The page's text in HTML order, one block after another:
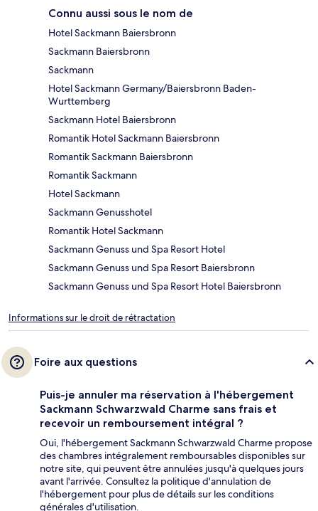
Connu aussi sous le nom de
Hotel Sackmann Baiersbronn
Sackmann Baiersbronn
Sackmann
Hotel Sackmann Germany/Baiersbronn Baden-
Wurttemberg
Sackmann Hotel Baiersbronn
Romantik Hotel Sackmann Baiersbronn
Romantik Sackmann Baiersbronn
Romantik Sackmann
Hotel Sackmann
Sackmann Genusshotel
Romantik Hotel Sackmann
Sackmann Genuss und Spa Resort Hotel
Sackmann Genuss und Spa Resort Baiersbronn
Sackmann Genuss und Spa Resort Hotel Baiersbronn
Informations sur le droit de rétractation
Foire aux questions
Puis-je annuler ma réservation à l'hébergement
Sackmann Schwarzwald Charme sans frais et
recevoir un remboursement intégral ?
Oui, l'hébergement Sackmann Schwarzwald Charme propose
des chambres intégralement remboursables disponibles sur
notre site, qui peuvent être annulées jusqu'à quelques jours
avant l'arrivée. Consultez la politique d'annulation de
l'hébergement pour plus de détails sur les conditions
générales d'utilisation.